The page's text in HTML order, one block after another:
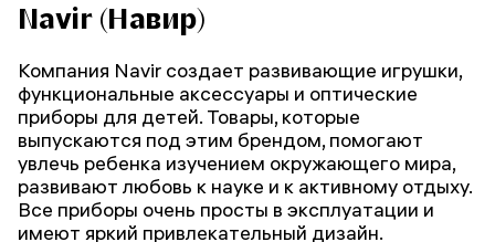
Navir (Навир)
Компания Navir создает развивающие игрушки,
функциональные аксессуары и оптические
приборы для детей. Товары, которые
выпускаются под этим брендом, помогают
увлечь ребенка изучением окружающего мира,
развивают любовь к науке и к активному отдыху.
Все приборы очень просты в эксплуатации и
имеют яркий привлекательный дизайн.